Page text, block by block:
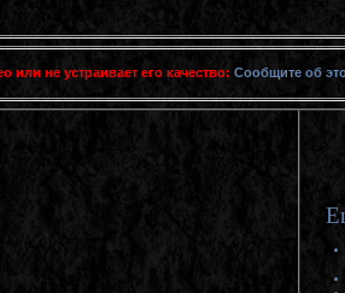
или не устраивает его качество: Сообщите об